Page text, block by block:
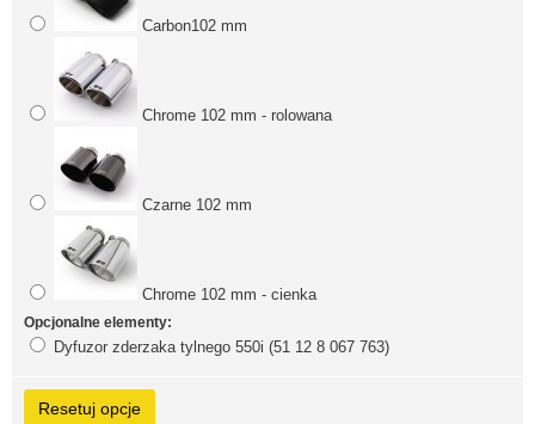
Carbon102 mm
Chrome 102 mm - rolowana
Czarne 102 mm
Chrome 102 mm - cienka
Opcjonalne elementy:
Dyfuzor zderzaka tylnego 550i (51 12 8 067 763)
Resetuj opcje